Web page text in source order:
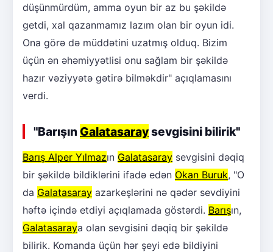
düşünmürdüm, amma oyun bir az bu şəkildə
getdi, xal qazanmamız lazım olan bir oyun idi.
Ona görə də müddətini uzatmış olduq. Bizim
üçün ən əhəmiyyətlisi onu sağlam bir şəkildə
hazır vəziyyətə gətirə bilməkdir" açıqlamasını
verdi.
"Barışın Galatasaraysevgisini bilirik"
Barış Alper Yılmazın Galatasaray sevgisini dəqiq
bir şəkildə bildiklərini ifadə edən Okan Buruk, "O
da Galatasaray azarkeşlərini nə qədər sevdiyini
həftə içində etdiyi açıqlamada göstərdi. Barışın,
Galatasaraya olan sevgisini dəqiq bir şəkildə
bilirik. Komanda üçün hər şeyi edə bildiyini